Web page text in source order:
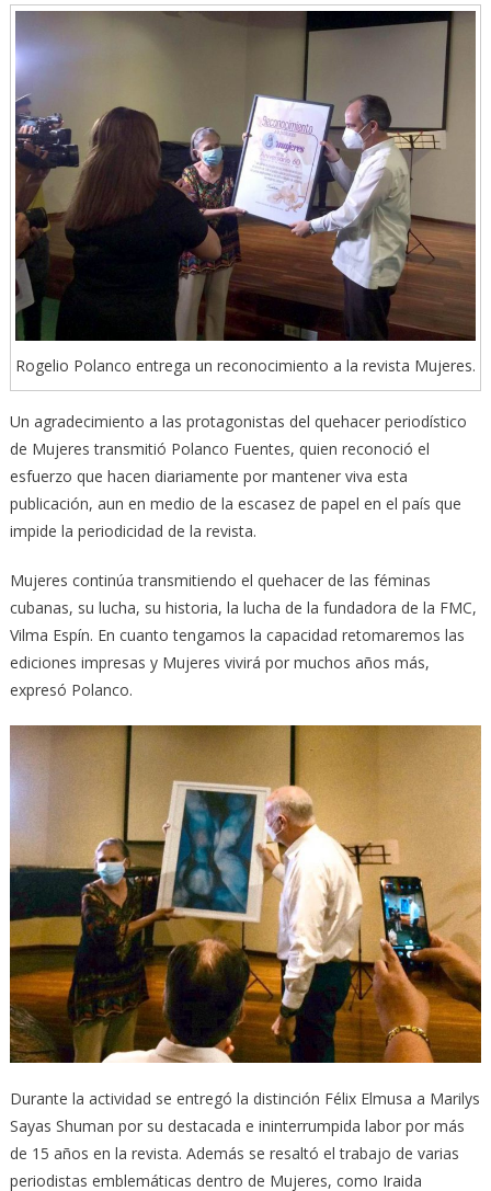
Rogelio Polanco entrega un reconocimiento a la revista Mujeres.
Un agradecimiento a las protagonistas del quehacer periodístico
de Mujeres transmitió Polanco Fuentes, quien reconoció el
esfuerzo que hacen diariamente por mantener viva esta
publicación, aun en medio de la escasez de papel en el país que
impide la periodicidad de la revista.
Mujeres continúa transmitiendo el quehacer de las féminas
cubanas, su lucha, su historia, la lucha de la fundadora de la FMC,
Vilma Espín. En cuanto tengamos la capacidad retomaremos las
ediciones impresas y Mujeres vivirá por muchos años más,
expresó Polanco.
Durante la actividad se entregó la distinción Félix Elmusa a Marilys
Sayas Shuman por su destacada e ininterrumpida labor por más
de 15 años en la revista. Además se resaltó el trabajo de varias
periodistas emblemáticas dentro de Mujeres, como Iraida